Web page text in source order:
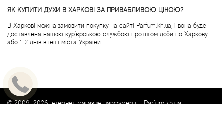
ЯК КУПИТИ ДУХИ В ХАРКОВІ ЗА ПРИВАБЛИВОЮ ЦІНОЮ?
В Харкові можна замовити покупку на сайті Parfum.kh.ua, і вона буде
доставлена нашою кур'єрською службою протягом доби по Харкову
або 1-2 днів в інші міста України.
© 2009-2026 Інтернет магазин парфумерії -Parfum.kh.ua
Cafe Parfums
Cale Fragranze d'Autore
Calypso Christiane Celle